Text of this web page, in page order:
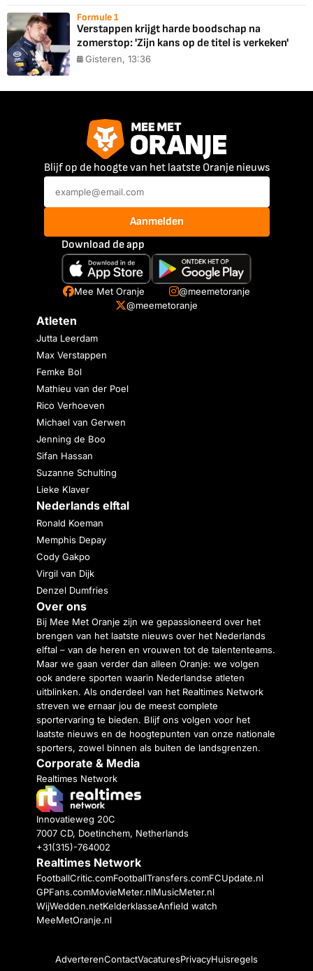
Formule 1
Verstappen krijgt harde boodschap na
zomerstop: 'Zijn kans op de titel is verkeken'
Gisteren, 13:36
Blijf op de hoogte van het laatste Oranje nieuws
Aanmelden
Download de app
Mee Met Oranje
@meemetoranje
@meemetoranje
Atleten
Jutta Leerdam
Max Verstappen
Femke Bol
Mathieu van der Poel
Rico Verhoeven
Michael van Gerwen
Jenning de Boo
Sifan Hassan
Suzanne Schulting
Lieke Klaver
Nederlands elftal
Ronald Koeman
Memphis Depay
Cody Gakpo
Virgil van Dijk
Denzel Dumfries
Over ons
Bij Mee Met Oranje zijn we gepassioneerd over het
brengen van het laatste nieuws over het Nederlands
elftal – van de heren en vrouwen tot de talententeams.
Maar we gaan verder dan alleen Oranje: we volgen
ook andere sporten waarin Nederlandse atleten
uitblinken. Als onderdeel van het Realtimes Network
streven we ernaar jou de meest complete
sportervaring te bieden. Blijf ons volgen voor het
laatste nieuws en de hoogtepunten van onze nationale
sporters, zowel binnen als buiten de landsgrenzen.
Corporate & Media
Realtimes Network
Innovatieweg 20C
7007 CD, Doetinchem, Netherlands
+31(315)-764002
Realtimes Network
FootballCritic.comFootballTransfers.comFCUpdate.nl
GPFans.comMovieMeter.nlMusicMeter.nl
WijWedden.netKelderklasseAnfield watch
MeeMetOranje.nl
AdverterenContactVacaturesPrivacyHuisregels